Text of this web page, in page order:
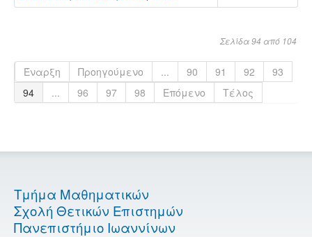
Σελίδα 94 από 104
Έναρξη Προηγούμενο ... 90 91 92
93
94
... 96 97 98 Επόμενο Τέλος
Τμήμα Μαθηματικών
Σχολή Θετικών Επιστημών
Πανεπιστήμιο Ιωαννίνων